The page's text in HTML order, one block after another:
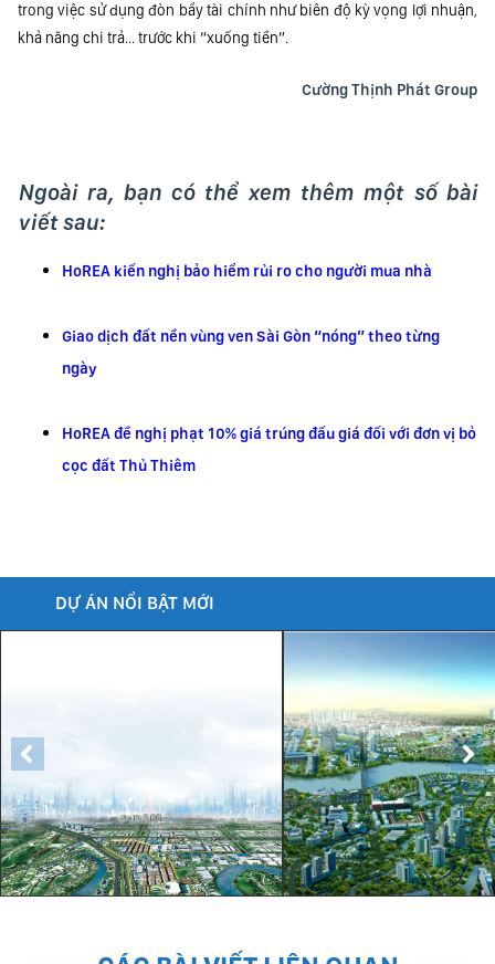
trong việc sử dụng đòn bẩy tài chính như biên độ kỳ vọng lợi nhuận,
khả năng chi trả... trước khi “xuống tiền”.
Cường Thịnh Phát Group
Ngoài ra, bạn có thể xem thêm một số bài
viết sau:
HoREA kiến nghị bảo hiểm rủi ro cho người mua nhà
Giao dịch đất nền vùng ven Sài Gòn “nóng” theo từng
ngày
HoREA đề nghị phạt 10% giá trúng đấu giá đối với đơn vị bỏ
cọc đất Thủ Thiêm
DỰ ÁN NỔI BẬT MỚI